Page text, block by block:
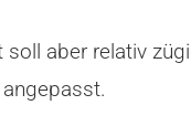
aber relativ